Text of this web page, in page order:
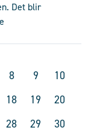
Det blir
8 9
10
18 19
20
28 29
30